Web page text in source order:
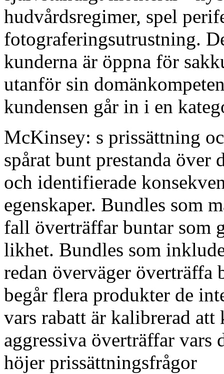
hudvårdsregimer, spel
fotograferingsutrustning.
kunderna är öppna för
utanför sin
kundensen går in i en
McKinsey: s prissättning
spårat bunt prestanda
och identifierade
egenskaper. Bundles som
fall överträffar buntar som
likhet. Bundles som
redan överväger överträffa
begår flera produkter de
vars rabatt är kalibrerad
aggressiva överträffar vars
höjer prissättningsfrågor